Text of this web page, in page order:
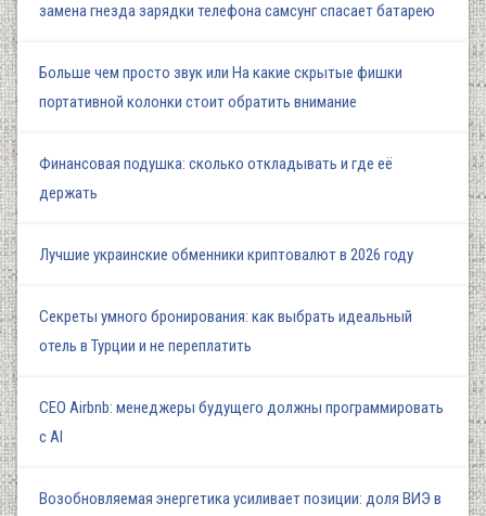
замена гнезда зарядки телефона самсунг спасает батарею
Больше чем просто звук или На какие скрытые фишки
портативной колонки стоит обратить внимание
Финансовая подушка: сколько откладывать и где её
держать
Лучшие украинские обменники криптовалют в 2026 году
Секреты умного бронирования: как выбрать идеальный
отель в Турции и не переплатить
СЕО Airbnb: менеджеры будущего должны программировать
с AI
Возобновляемая энергетика усиливает позиции: доля ВИЭ в